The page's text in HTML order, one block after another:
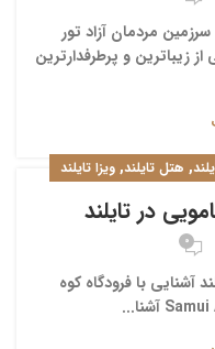
سرزمین مردمان آزاد تور
زیباترین و پرطرفدارترین
, هتل تایلند, ویزا تایلند
در تایلند
0
آشنایی با فرودگاه کوه